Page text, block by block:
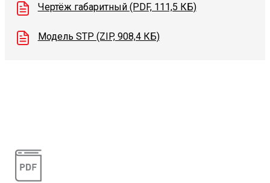
Чертёж габаритный (PDF, 111,5 КБ)
Модель STP (ZIP, 908,4 КБ)